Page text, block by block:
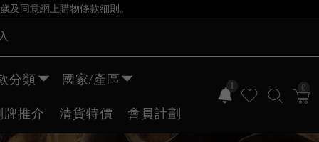
及同意網上購物條款細則。
1 0
分類 國家/產區
牌推介 清貨特價 會員計劃